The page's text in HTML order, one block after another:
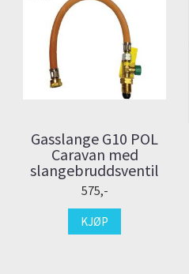
Gasslange G10 POL
Caravan med
slangebruddsventil
575,-
KJØP